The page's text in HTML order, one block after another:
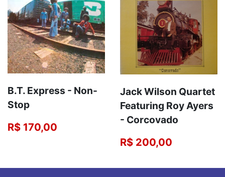
B.T. Express - Non-
Stop
R$ 170,00
Jack Wilson Quartet
Featuring Roy Ayers
‎- Corcovado
R$ 200,00